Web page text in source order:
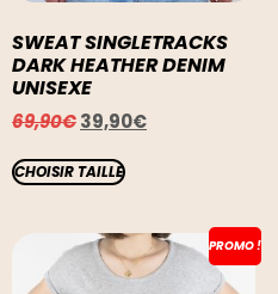
SWEAT SINGLETRACKS
DARK HEATHER DENIM
UNISEXE
69,90€39,90€
CHOISIR TAILLE
PROMO !